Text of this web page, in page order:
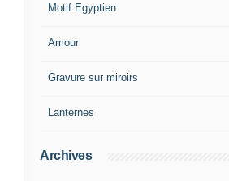
Motif Egyptien
Amour
Gravure sur miroirs
Lanternes
Archives